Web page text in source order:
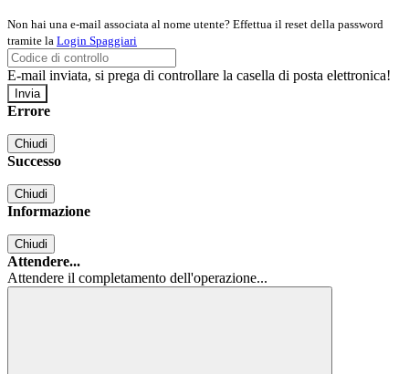
Non hai una e-mail associata al nome utente? Effettua il reset della password
tramite la Login Spaggiari
E-mail inviata, si prega di controllare la casella di posta elettronica!
Errore
Chiudi
Successo
Chiudi
Informazione
Chiudi
Attendere...
Attendere il completamento dell'operazione...